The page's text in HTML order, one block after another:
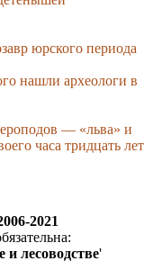
юрского периода
нашли археологи в
— «льва» и
часа тридцать лет
2021
и лесоводстве'